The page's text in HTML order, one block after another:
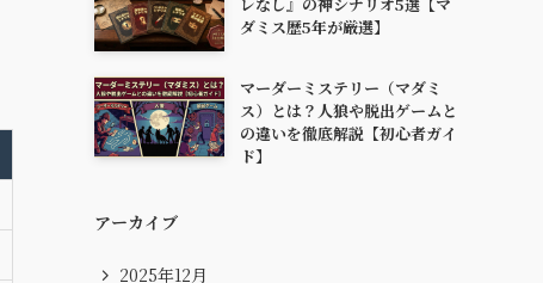
ダミス歴5年が厳選】
マーダーミステリー（マダミ
ス）とは？人狼や脱出ゲームと
の違いを徹底解説【初心者ガイ
ド】
アーカイブ
2025年12月